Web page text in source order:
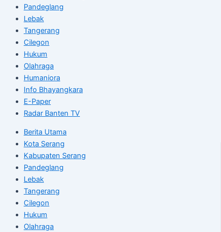
Pandeglang
Lebak
Tangerang
Cilegon
Hukum
Olahraga
Humaniora
Info Bhayangkara
E-Paper
Radar Banten TV
Berita Utama
Kota Serang
Kabupaten Serang
Pandeglang
Lebak
Tangerang
Cilegon
Hukum
Olahraga